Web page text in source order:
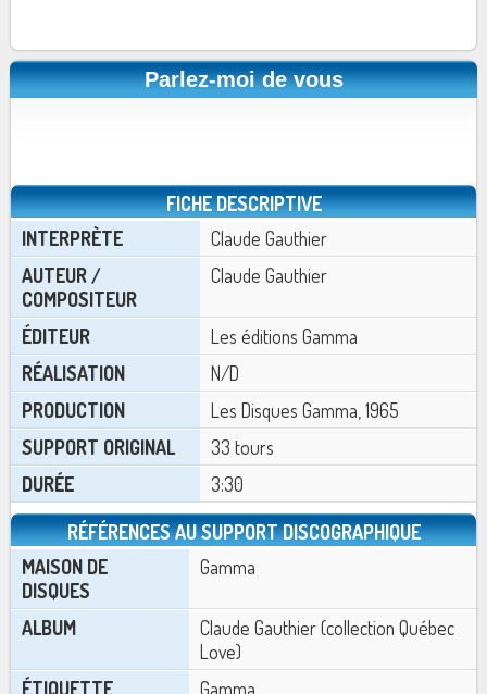
Parlez-moi de vous
FICHE DESCRIPTIVE
INTERPRÈTE
Claude Gauthier
AUTEUR /
COMPOSITEUR
Claude Gauthier
ÉDITEUR
Les éditions Gamma
RÉALISATION
N/D
PRODUCTION
Les Disques Gamma, 1965
SUPPORT ORIGINAL
33 tours
DURÉE
3:30
RÉFÉRENCES AU SUPPORT DISCOGRAPHIQUE
MAISON DE
DISQUES
Gamma
ALBUM
Claude Gauthier (collection Québec
Love)
ÉTIQUETTE
Gamma